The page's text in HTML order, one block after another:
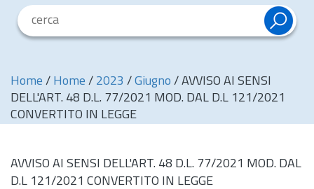
Home / Home / 2023 / Giugno / AVVISO AI SENSI
DELL'ART. 48 D.L. 77/2021 MOD. DAL D.L 121/2021
CONVERTITO IN LEGGE
AVVISO AI SENSI DELL'ART. 48 D.L. 77/2021 MOD. DAL
D.L 121/2021 CONVERTITO IN LEGGE